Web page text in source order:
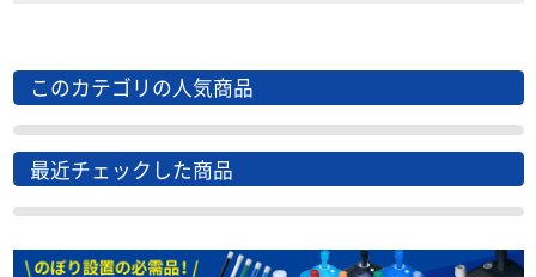
このカテゴリの人気商品
最近チェックした商品